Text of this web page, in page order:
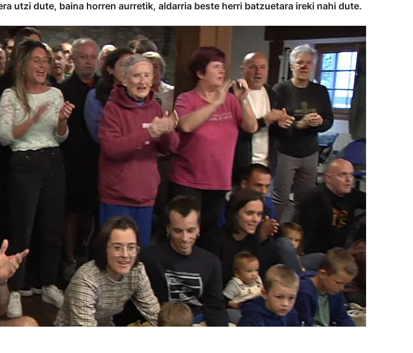
utzi dute, baina horren aurretik, aldarria beste herri batzuetara ireki nahi dute.